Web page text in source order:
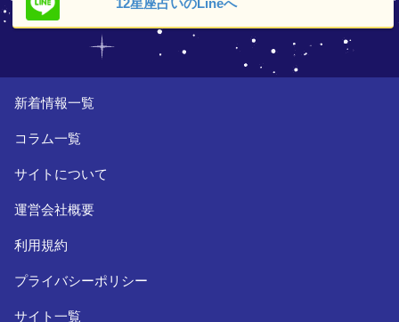
12星座占いのLineへ
新着情報一覧
コラム一覧
サイトについて
運営会社概要
利用規約
プライバシーポリシー
サイト一覧